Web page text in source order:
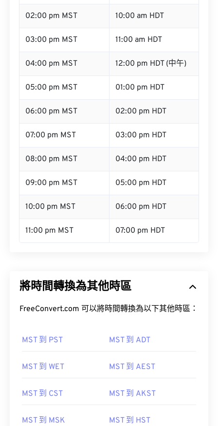
02:00 pm MST 10:00 am HDT
03:00 pm MST 11:00 am HDT
04:00 pm MST 12:00 pm HDT (中午)
05:00 pm MST 01:00 pm HDT
06:00 pm MST 02:00 pm HDT
07:00 pm MST 03:00 pm HDT
08:00 pm MST 04:00 pm HDT
09:00 pm MST 05:00 pm HDT
10:00 pm MST 06:00 pm HDT
11:00 pm MST 07:00 pm HDT
將時間轉換為其他時區
FreeConvert.com 可以將時間轉換為以下其他時區：
MST 到 PST MST 到 ADT
MST 到 WET MST 到 AEST
MST 到 CST MST 到 AKST
MST 到 MSK MST 到 HST